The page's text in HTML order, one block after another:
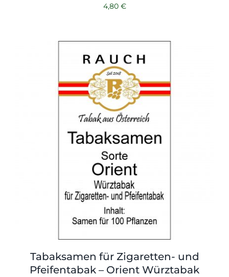
4,80 €
Tabaksamen für Zigaretten- und
Pfeifentabak – Orient Würztabak